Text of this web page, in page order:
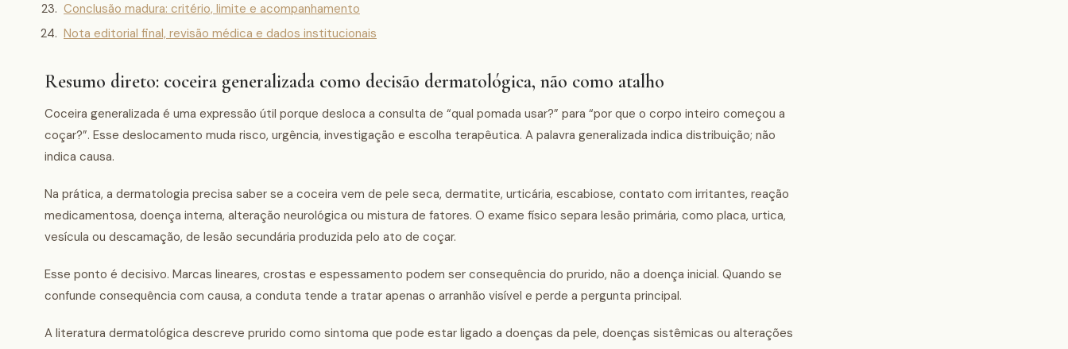
Conclusão madura: critério, limite e acompanhamento
Nota editorial final, revisão médica e dados institucionais
Resumo direto: coceira generalizada como decisão dermatológica, não como atalho
Coceira generalizada é uma expressão útil porque desloca a consulta de “qual pomada usar?” para “por que o corpo inteiro começou a
coçar?”. Esse deslocamento muda risco, urgência, investigação e escolha terapêutica. A palavra generalizada indica distribuição; não
indica causa.
Na prática, a dermatologia precisa saber se a coceira vem de pele seca, dermatite, urticária, escabiose, contato com irritantes, reação
medicamentosa, doença interna, alteração neurológica ou mistura de fatores. O exame físico separa lesão primária, como placa, urtica,
vesícula ou descamação, de lesão secundária produzida pelo ato de coçar.
Esse ponto é decisivo. Marcas lineares, crostas e espessamento podem ser consequência do prurido, não a doença inicial. Quando se
confunde consequência com causa, a conduta tende a tratar apenas o arranhão visível e perde a pergunta principal.
A literatura dermatológica descreve prurido como sintoma que pode estar ligado a doenças da pele, doenças sistêmicas ou alterações